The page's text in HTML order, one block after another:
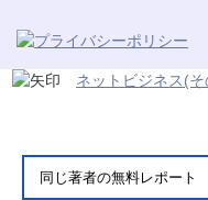
ネットビジネス(
同じ著者の無料レポート